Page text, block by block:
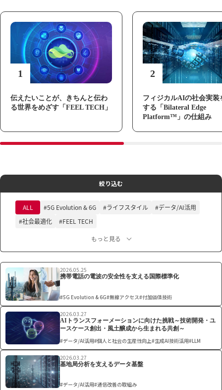
1
伝えたいことが、きちんと伝わ
る世界をめざす「FEEL TECH」
2
フィジカルAIの社会実装
する「Bilateral Edge
Platform™」の仕組み
絞り込む
ALL #5G Evolution & 6G #ライフスタイル
#データ/AI活用
#社会最適化
#FEEL TECH
もっと見る
2026.05.25
携帯電話の電波の安全性を支える国際標準化
#5G Evolution & 6G#無線アクセス#付加価値技術
2026.03.27
AIトランスフォーメーションに向けた挑戦～技術開発・ユ
ースケース創出・風土醸成から生まれる共創～
#データ/AI活用#個人と社会の生産性向上#生成AI技術活用#LLM
2026.03.27
基地局分析を支えるデータ基盤
#データ/AI活用#通信改善の取組み